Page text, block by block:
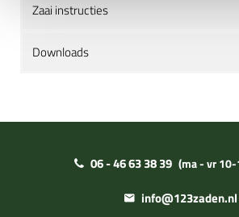
Zaai instructies
Downloads
06 - 46 63 38 39 (ma - vr
info@123zaden.nl